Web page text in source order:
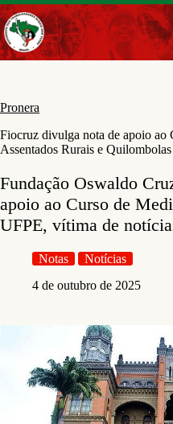
Pular
para
o
conteúdo
Pronera
Fiocruz divulga nota de apoio ao
Assentados Rurais e Quilombolas
Fundação Oswaldo
apoio ao Curso de
UFPE, vítima de
Notas
Notícias
4 de outubro de 2025